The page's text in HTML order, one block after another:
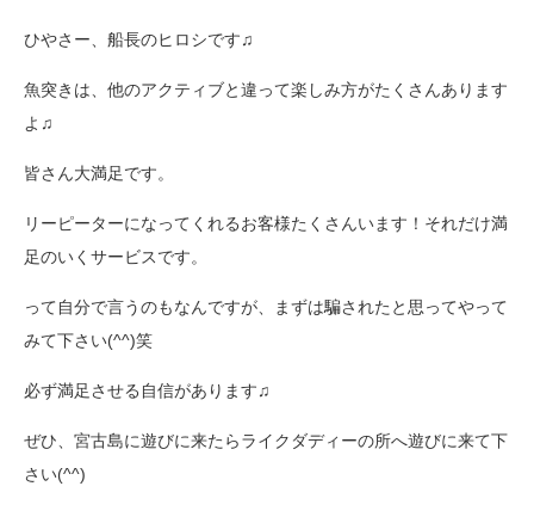
ひやさー、船長のヒロシです♫
魚突きは、他のアクティブと違って楽しみ方がたくさんあります
よ♫
皆さん大満足です。
リーピーターになってくれるお客様たくさんいます！それだけ満
足のいくサービスです。
って自分で言うのもなんですが、まずは騙されたと思ってやって
みて下さい(^^)笑
必ず満足させる自信があります♫
ぜひ、宮古島に遊びに来たらライクダディーの所へ遊びに来て下
さい(^^)